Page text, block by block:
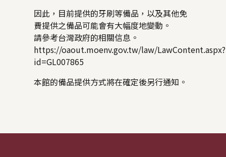
因此，目前提供的牙刷等備品，以及其他免
費提供之備品可能會有大幅度地變動。
請參考台灣政府的相關信息。
https://oaout.moenv.gov.tw/law/LawContent.aspx?
id=GL007865
本館的備品提供方式將在確定後另行通知。